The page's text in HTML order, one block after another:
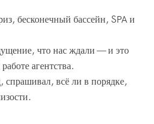
бесконечный бассейн, SPA и
что нас ждали — и это
агентства.
спрашивал, всё ли в порядке,